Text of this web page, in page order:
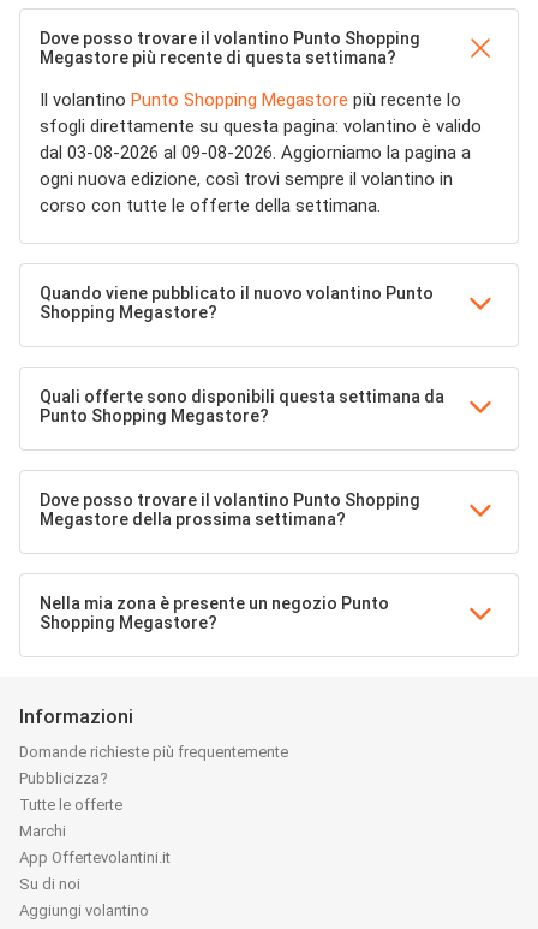
Dove posso trovare il volantino Punto Shopping
Megastore più recente di questa settimana?
Il volantino Punto Shopping Megastore più recente lo
sfogli direttamente su questa pagina: volantino è valido
dal 03-08-2026 al 09-08-2026. Aggiorniamo la pagina a
ogni nuova edizione, così trovi sempre il volantino in
corso con tutte le offerte della settimana.
Quando viene pubblicato il nuovo volantino Punto
Shopping Megastore?
Quali offerte sono disponibili questa settimana da
Punto Shopping Megastore?
Dove posso trovare il volantino Punto Shopping
Megastore della prossima settimana?
Nella mia zona è presente un negozio Punto
Shopping Megastore?
Informazioni
Domande richieste più frequentemente
Pubblicizza?
Tutte le offerte
Marchi
App Offertevolantini.it
Su di noi
Aggiungi volantino